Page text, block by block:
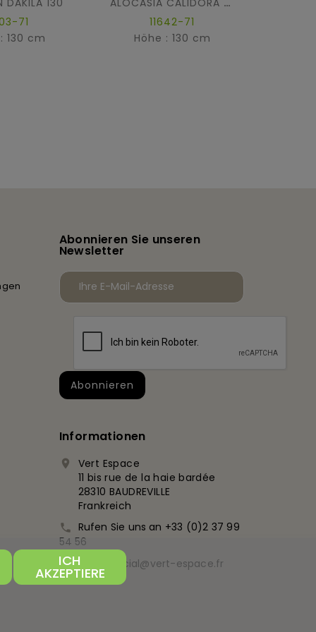
DAKILA 130
71
130 cm
ALOCASIA CALIDORA TB
11642-71
Höhe : 130 cm
Abonnieren Sie unseren
Newsletter
Informationen

Vert Espace
11 bis rue de la haie bardée
28310 BAUDREVILLE
Frankreich
 Rufen Sie uns an +33 (0)2 37 99
54 56
 commercial@vert-espace.fr
ICH
AKZEPTIERE